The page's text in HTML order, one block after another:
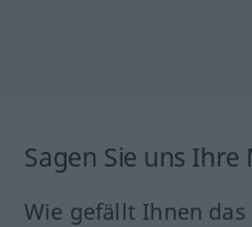
Sagen Sie uns
Wie gefällt Ihnen